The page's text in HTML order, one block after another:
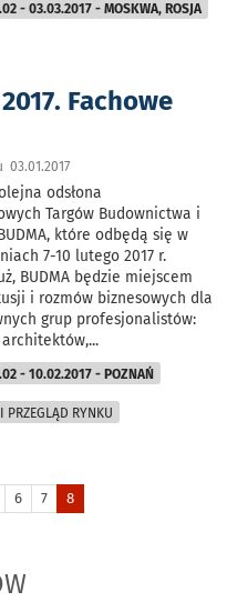
- 03.03.2017 - MOSKWA, ROSJA
Fachowe
odsłona
Targów Budownictwa i
które odbędą się w
7-10 lutego 2017 r.
BUDMA będzie miejscem
i rozmów biznesowych dla
grup profesjonalistów:
architektów,...
- 10.02.2017 - POZNAŃ
PRZEGLĄD RYNKU
6 7 8